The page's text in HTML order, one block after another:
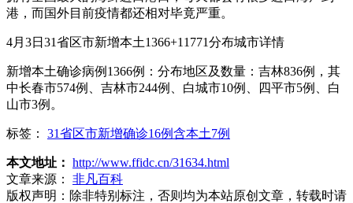
港，而国外目前疫情都还相对毕竟严重。
4月3日31省区市新增本土1366+11771分布城市详情
新增本土确诊病例1366例：分布地区及数量：吉林836例，其
中长春市574例、吉林市244例、白城市10例、四平市5例、白
山市3例。
标签： 31省区市新增确诊16例含本土7例
本文地址： http://www.ffidc.cn/31634.html
文章来源：
非凡百科
版权声明： 除非特别标注，否则均为本站原创文章，转载时请